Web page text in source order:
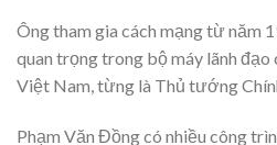
Ông tham gia cách mạng từ năm
quan trọng trong bộ máy lãnh
Việt Nam, từng là Thủ tướng
Phạm Văn Đồng có nhiều công